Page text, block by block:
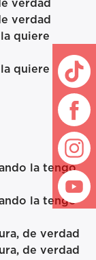
verdad
verdad
quiere
quiere
la tengo
la tengo
de verdad
de verdad